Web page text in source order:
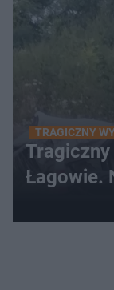
TRAGICZNY
Łagowie.